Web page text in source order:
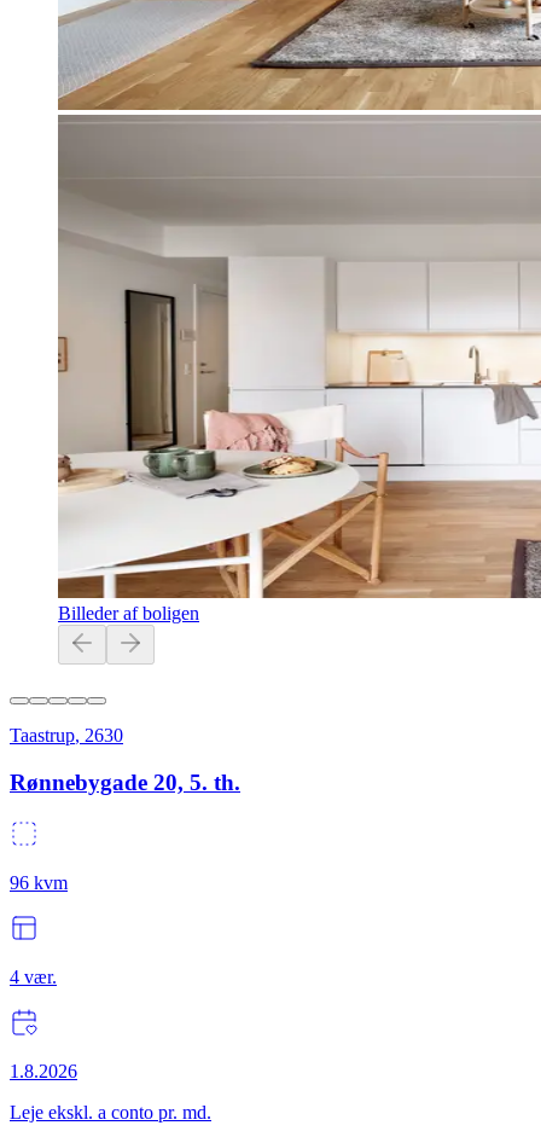
Billeder af boligen
Taastrup, 2630
Rønnebygade 20, 5. th.
96 kvm
4 vær.
1.8.2026
Leje ekskl. a conto pr. md.